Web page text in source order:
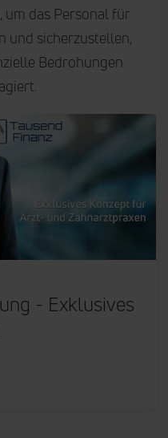
das Personal für
und sicherzustellen,
Bedrohungen
- Exklusives